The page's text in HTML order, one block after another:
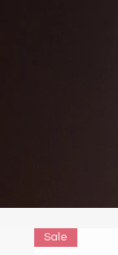
Sale